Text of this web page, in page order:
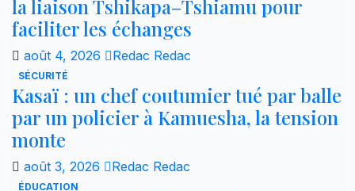
la liaison Tshikapa–Tshiamu pour
faciliter les échanges
août 4, 2026 Redac Redac
SÉCURITÉ
Kasaï : un chef coutumier tué par balle
par un policier à Kamuesha, la tension
monte
août 3, 2026 Redac Redac
ÉDUCATION